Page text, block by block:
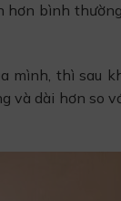
bình
mình, thì sau
và dài hơn so